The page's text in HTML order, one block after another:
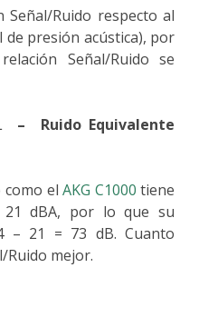
Ruido respecto al
de presión acústica), por
Señal/Ruido se
–
Ruido Equivalente
como elAKG C1000tiene
21 dBA, por lo que su
– 21 = 73 dB. Cuanto
Ruido mejor.